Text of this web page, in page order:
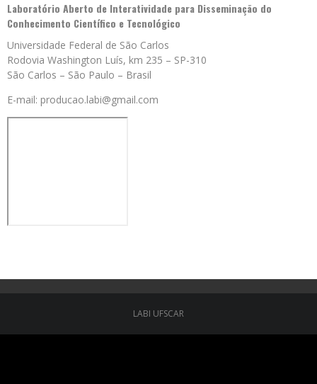
Laboratório Aberto de Interatividade para Disseminação do
Conhecimento Científico e Tecnológico
Universidade Federal de São Carlos
Rodovia Washington Luís, km 235 – SP-310
São Carlos – São Paulo – Brasil
E-mail: producao.labi@gmail.com
LABI UFSCAR